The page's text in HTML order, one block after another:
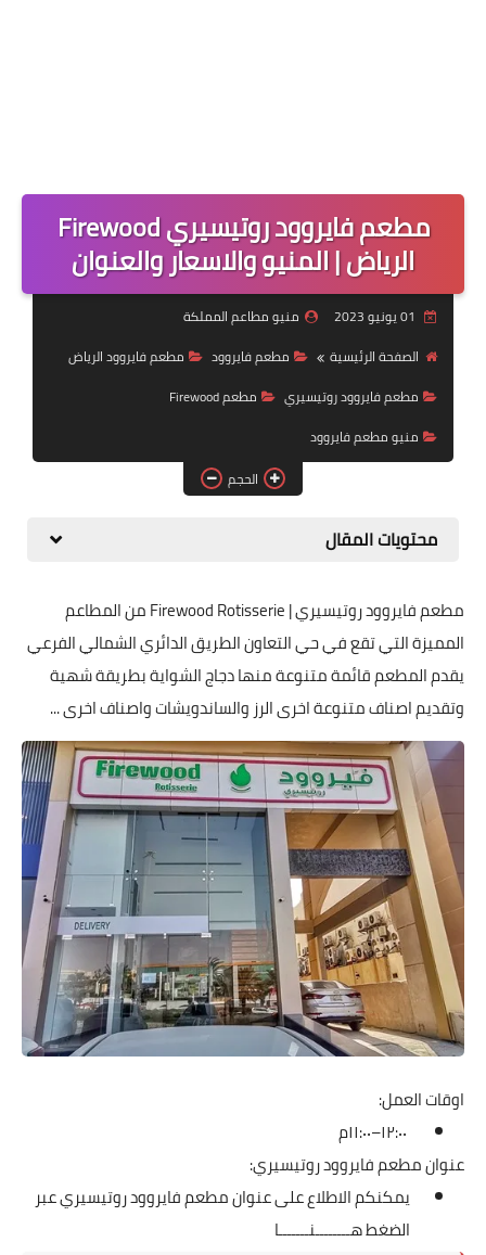
مطعم فايروود روتيسيري Firewood
الرياض | المنيو والاسعار والعنوان
منيو مطاعم المملكة
الصفحة الرئيسية
مطعم فايروود
مطعم فايروود الرياض
مطعم فايروود روتيسيري
مطعم Firewood
منيو مطعم فايروود
الحجم
محتويات المقال
مطعم فايروود روتيسيري | Firewood Rotisserie من المطاعم
المميزة التي تقع في حي التعاون الطريق الدائري الشمالي الفرعي
يقدم المطعم قائمة متنوعة منها دجاج الشواية بطريقة شهية
وتقديم اصناف متنوعة اخرى الرز والساندويشات واصناف اخرى ...
اوقات العمل:
عنوان مطعم فايروود روتيسيري:
يمكنكم الاطلاع على عنوان مطعم فايروود روتيسيري عبر
الضغطهــــــــنـــــــا